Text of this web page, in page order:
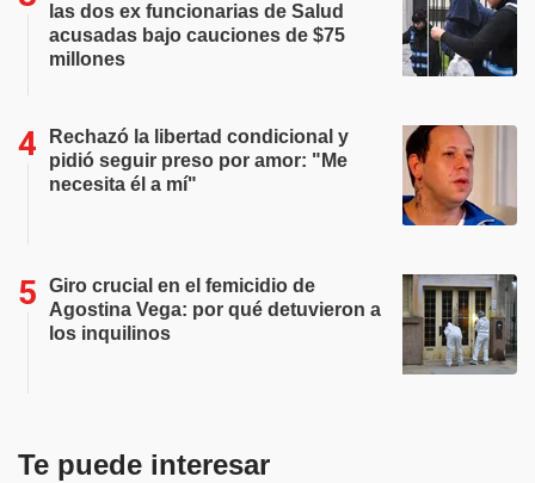
las dos ex funcionarias de Salud
acusadas bajo cauciones de $75
millones
Rechazó la libertad condicional y
pidió seguir preso por amor: "Me
necesita él a mí"
Giro crucial en el femicidio de
Agostina Vega: por qué detuvieron a
los inquilinos
Te puede interesar